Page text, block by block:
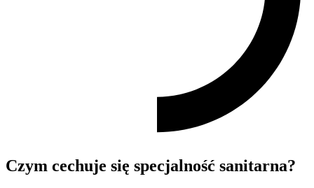
Czym cechuje się specjalność sanitarna?